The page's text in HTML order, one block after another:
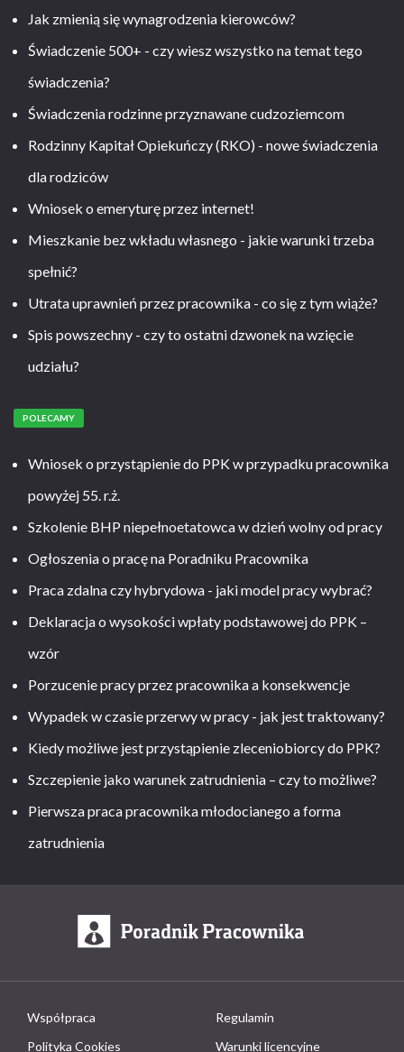
Jak zmienią się wynagrodzenia kierowców?
Świadczenie 500+ - czy wiesz wszystko na temat tego
świadczenia?
Świadczenia rodzinne przyznawane cudzoziemcom
Rodzinny Kapitał Opiekuńczy (RKO) - nowe świadczenia
dla rodziców
Wniosek o emeryturę przez internet!
Mieszkanie bez wkładu własnego - jakie warunki trzeba
spełnić?
Utrata uprawnień przez pracownika - co się z tym wiąże?
Spis powszechny - czy to ostatni dzwonek na wzięcie
udziału?
POLECAMY
Wniosek o przystąpienie do PPK w przypadku pracownika
powyżej 55. r.ż.
Szkolenie BHP niepełnoetatowca w dzień wolny od pracy
Ogłoszenia o pracę na Poradniku Pracownika
Praca zdalna czy hybrydowa - jaki model pracy wybrać?
Deklaracja o wysokości wpłaty podstawowej do PPK –
wzór
Porzucenie pracy przez pracownika a konsekwencje
Wypadek w czasie przerwy w pracy - jak jest traktowany?
Kiedy możliwe jest przystąpienie zleceniobiorcy do PPK?
Szczepienie jako warunek zatrudnienia – czy to możliwe?
Pierwsza praca pracownika młodocianego a forma
zatrudnienia
Współpraca
Regulamin
Polityka Cookies
Warunki licencyjne